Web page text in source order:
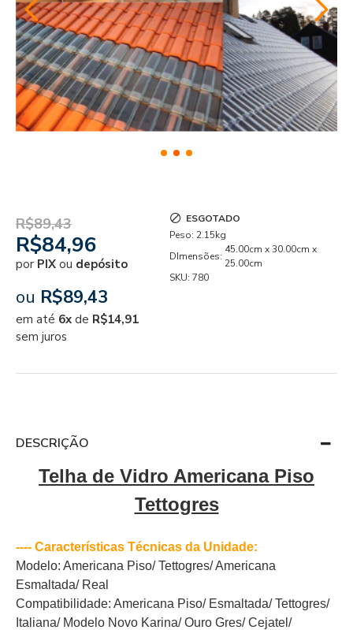
R$84,96
R$89,43
por PIX ou depósito
ou R$89,43
em até 6x de R$14,91
sem juros
ESGOTADO
Peso: 2.15kg
DImensões:
45.00cm x 30.00cm x
25.00cm
SKU: 780
DESCRIÇÃO
Telha de Vidro Americana Piso
Tettogres
---- Características Técnicas da Unidade:
Modelo: Americana Piso/ Tettogres/ Americana
Esmaltada/ Real
Compatibilidade: Americana Piso/ Esmaltada/ Tettogres/
Italiana/ Modelo Novo Karina/ Ouro Gres/ Cejatel/